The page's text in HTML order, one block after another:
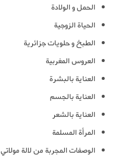
الحمل و الولادة
الحياة الزوجية
الطبخ و حلويات جزائرية
العروس المغربية
العناية بالبشرة
العناية بالجسم
العناية بالشعر
المرأة المسلمة
الوصفات المجربة من لالة مولاتي